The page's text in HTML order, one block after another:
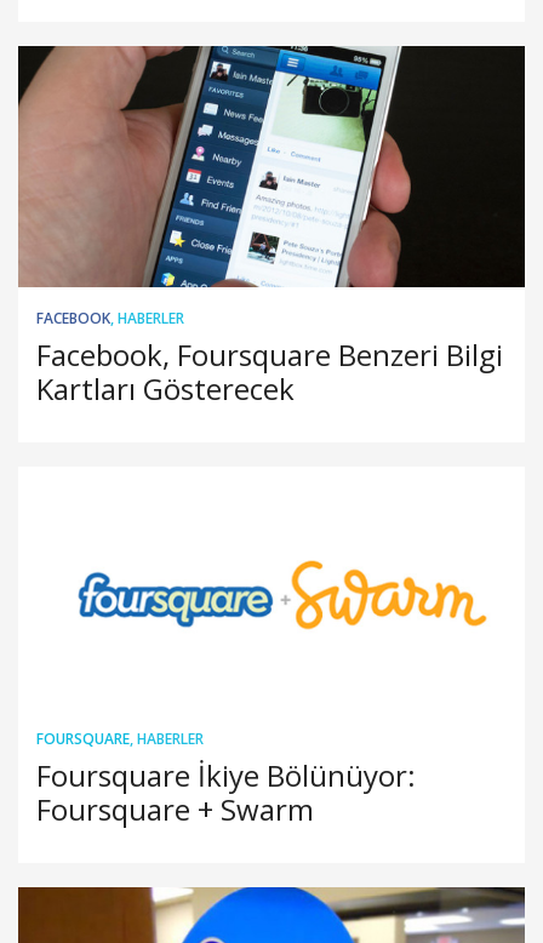
FACEBOOK,HABERLER
Facebook, Foursquare Benzeri Bilgi
Kartları Gösterecek
FOURSQUARE,HABERLER
Foursquare İkiye Bölünüyor:
Foursquare + Swarm